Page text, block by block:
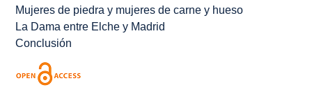
Mujeres de piedra y mujeres de carne y hueso
La Dama entre Elche y Madrid
Conclusión